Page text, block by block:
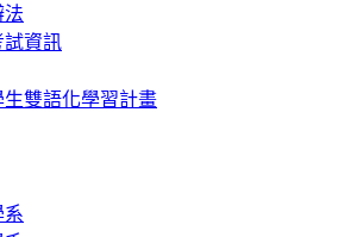
法
試資訊
生雙語化學習計畫
系